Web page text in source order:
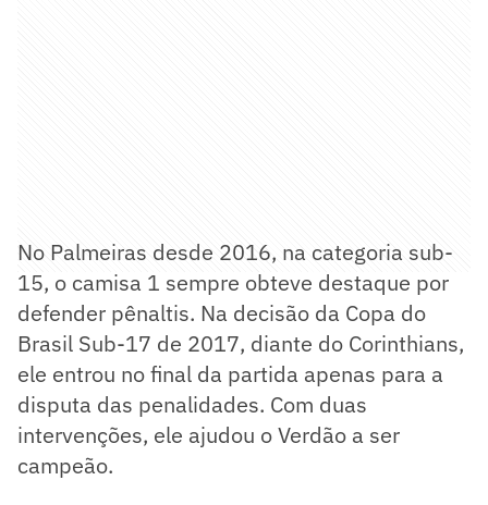
No Palmeiras desde 2016, na categoria sub-
15, o camisa 1 sempre obteve destaque por
defender pênaltis. Na decisão da Copa do
Brasil Sub-17 de 2017, diante do Corinthians,
ele entrou no final da partida apenas para a
disputa das penalidades. Com duas
intervenções, ele ajudou o Verdão a ser
campeão.